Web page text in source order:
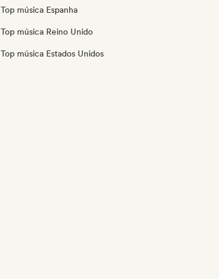
Top música Espanha
Top música Reino Unido
Top música Estados Unidos